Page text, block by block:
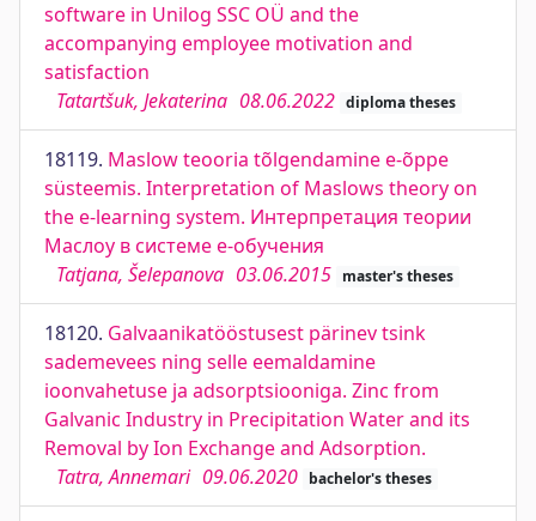
software in Unilog SSC OÜ and the
accompanying employee motivation and
satisfaction
Tatartšuk, Jekaterina 08.06.2022 diploma theses
18119. Maslow teooria tõlgendamine e-õppe
süsteemis. Interpretation of Maslows theory on
the e-learning system. Интерпретация теории
Маслоу в системе е-обучения
Tatjana, Šelepanova 03.06.2015 master's theses
18120. Galvaanikatööstusest pärinev tsink
sademevees ning selle eemaldamine
ioonvahetuse ja adsorptsiooniga. Zinc from
Galvanic Industry in Precipitation Water and its
Removal by Ion Exchange and Adsorption.
Tatra, Annemari 09.06.2020 bachelor's theses